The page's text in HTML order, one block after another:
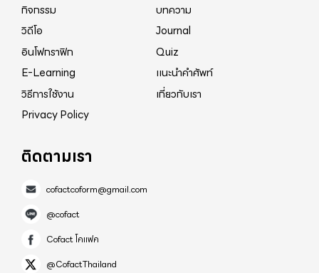
กิจกรรม
บทความ
วิดีโอ
Journal
อินโฟกราฟิก
Quiz
E-Learning
แนะนำคำศัพท์
วิธีการใช้งาน
เกี่ยวกับเรา
Privacy Policy
ติดตามเรา
cofactcoform@gmail.com
@cofact
Cofact โคแฟค
@CofactThailand